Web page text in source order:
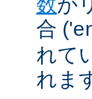
合 ('
れて
れま